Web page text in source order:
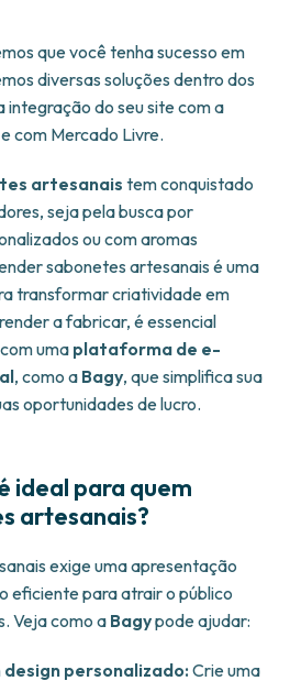
que você tenha sucesso em
diversas soluções dentro dos
integração do seu site com a
e com Mercado Livre.
artesanais tem conquistado
seja pela busca por
ou com aromas
sabonetes artesanais é uma
transformar criatividade em
a fabricar, é essencial
uma plataforma de e-
, como a Bagy, que simplifica sua
oportunidades de lucro.
ideal para quem
artesanais?
exige uma apresentação
eficiente para atrair o público
Veja como a Bagypode ajudar:
personalizado:Crie uma